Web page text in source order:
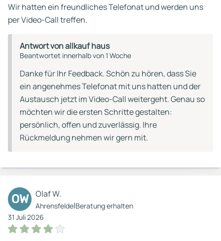
Wir hatten ein freundliches Telefonat und werden uns
per Video-Call treffen.
Antwort von allkauf haus
Beantwortet innerhalb von 1 Woche
Danke für Ihr Feedback. Schön zu hören, dass Sie
ein angenehmes Telefonat mit uns hatten und der
Austausch jetzt im Video-Call weitergeht. Genau so
möchten wir die ersten Schritte gestalten:
persönlich, offen und zuverlässig. Ihre
Rückmeldung nehmen wir gern mit.
OW Olaf W.
Ahrensfelde|Beratung erhalten
31 Juli 2026